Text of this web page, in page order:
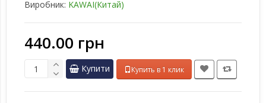
Виробник: KAWAI(Китай)
440.00 грн
Купити Купить в 1 клик